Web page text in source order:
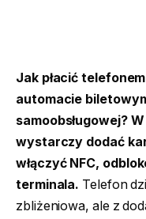
Jak płacić
automacie
samoobsługowej?
wystarczy dodać
włączyć NFC,
terminala. Telefon
zbliżeniowa, ale z